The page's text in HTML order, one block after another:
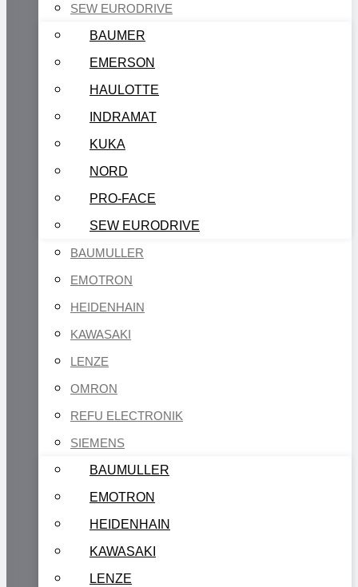
SEW EURODRIVE
BAUMER
EMERSON
HAULOTTE
INDRAMAT
KUKA
NORD
PRO-FACE
SEW EURODRIVE
BAUMULLER
EMOTRON
HEIDENHAIN
KAWASAKI
LENZE
OMRON
REFU ELECTRONIK
SIEMENS
BAUMULLER
EMOTRON
HEIDENHAIN
KAWASAKI
LENZE